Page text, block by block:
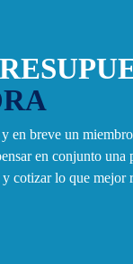
en breve un
en conjunto
cotizar lo que mejor